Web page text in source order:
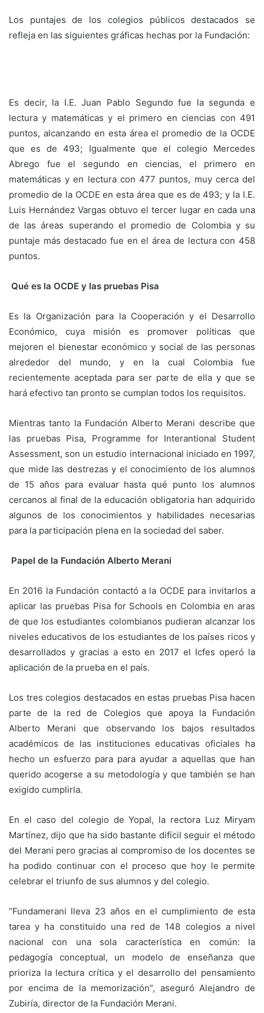
Los puntajes de los colegios públicos destacados se
refleja en las siguientes gráficas hechas por la Fundación:
Es decir, la I.E. Juan Pablo Segundo fue la segunda e
lectura y matemáticas y el primero en ciencias con 491
puntos, alcanzando en esta área el promedio de la OCDE
que es de 493; Igualmente que el colegio Mercedes
Abrego fue el segundo en ciencias, el primero en
matemáticas y en lectura con 477 puntos, muy cerca del
promedio de la OCDE en esta área que es de 493; y la I.E.
Luis Hernández Vargas obtuvo el tercer lugar en cada una
de las áreas superando el promedio de Colombia y su
puntaje más destacado fue en el área de lectura con 458
puntos.
Qué es la OCDE y las pruebas Pisa
Es la Organización para la Cooperación y el Desarrollo
Económico, cuya misión es promover políticas que
mejoren el bienestar económico y social de las personas
alrededor del mundo, y en la cual Colombia fue
recientemente aceptada para ser parte de ella y que se
hará efectivo tan pronto se cumplan todos los requisitos.
Mientras tanto la Fundación Alberto Merani describe que
las pruebas Pisa, Programme for Interantional Student
Assessment, son un estudio internacional iniciado en 1997,
que mide las destrezas y el conocimiento de los alumnos
de 15 años para evaluar hasta qué punto los alumnos
cercanos al final de la educación obligatoria han adquirido
algunos de los conocimientos y habilidades necesarias
para la participación plena en la sociedad del saber.
Papel de la Fundación Alberto Merani
En 2016 la Fundación contactó a la OCDE para invitarlos a
aplicar las pruebas Pisa for Schools en Colombia en aras
de que los estudiantes colombianos pudieran alcanzar los
niveles educativos de los estudiantes de los países ricos y
desarrollados y gracias a esto en 2017 el Icfes operó la
aplicación de la prueba en el país.
Los tres colegios destacados en estas pruebas Pisa hacen
parte de la red de Colegios que apoya la Fundación
Alberto Merani que observando los bajos resultados
académicos de las instituciones educativas oficiales ha
hecho un esfuerzo para para ayudar a aquellas que han
querido acogerse a su metodología y que también se han
exigido cumplirla.
En el caso del colegio de Yopal, la rectora Luz Miryam
Martínez, dijo que ha sido bastante difícil seguir el método
del Merani pero gracias al compromiso de los docentes se
ha podido continuar con el proceso que hoy le permite
celebrar el triunfo de sus alumnos y del colegio.
“Fundamerani lleva 23 años en el cumplimiento de esta
tarea y ha constituido una red de 148 colegios a nivel
nacional con una sola característica en común: la
pedagogía conceptual, un modelo de enseñanza que
prioriza la lectura crítica y el desarrollo del pensamiento
por encima de la memorización”, aseguró Alejandro de
Zubiría, director de la Fundación Merani.